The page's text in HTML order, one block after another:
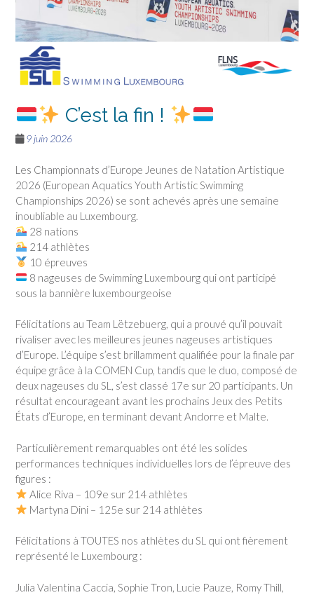
C’est la fin !
9 juin 2026
Les Championnats d’Europe Jeunes de Natation Artistique
2026 (European Aquatics Youth Artistic Swimming
Championships 2026) se sont achevés après une semaine
inoubliable au Luxembourg.
28 nations
214 athlètes
10 épreuves
8 nageuses de Swimming Luxembourg qui ont participé
sous la bannière luxembourgeoise
Félicitations au Team Lëtzebuerg, qui a prouvé qu’il pouvait
rivaliser avec les meilleures jeunes nageuses artistiques
d’Europe. L’équipe s’est brillamment qualifiée pour la finale par
équipe grâce à la COMEN Cup, tandis que le duo, composé de
deux nageuses du SL, s’est classé 17e sur 20 participants. Un
résultat encourageant avant les prochains Jeux des Petits
États d’Europe, en terminant devant Andorre et Malte.
Particulièrement remarquables ont été les solides
performances techniques individuelles lors de l’épreuve des
figures :
Alice Riva – 109e sur 214 athlètes
Martyna Dini – 125e sur 214 athlètes
Félicitations à TOUTES nos athlètes du SL qui ont fièrement
représenté le Luxembourg :
Julia Valentina Caccia, Sophie Tron, Lucie Pauze, Romy Thill,